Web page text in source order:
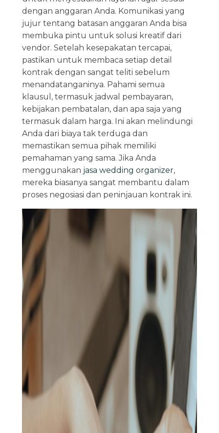
dengan anggaran Anda. Komunikasi yang
jujur tentang batasan anggaran Anda bisa
membuka pintu untuk solusi kreatif dari
vendor. Setelah kesepakatan tercapai,
pastikan untuk membaca setiap detail
kontrak dengan sangat teliti sebelum
menandatanganinya. Pahami semua
klausul, termasuk jadwal pembayaran,
kebijakan pembatalan, dan apa saja yang
termasuk dalam harga. Ini akan melindungi
Anda dari biaya tak terduga dan
memastikan semua pihak memiliki
pemahaman yang sama. Jika Anda
menggunakan jasa wedding organizer,
mereka biasanya sangat membantu dalam
proses negosiasi dan peninjauan kontrak ini.